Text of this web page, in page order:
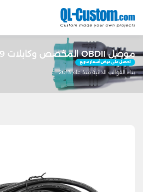
موصل OBDII المخصص وكابلات J1939 و J1708
احصل على عرض أسعار سريع
بناء القوالب الذاتية منذ عام 2013